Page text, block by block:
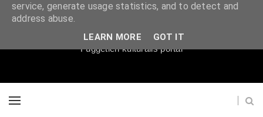
Súgópéldány
Független kulturális portál
service, generate usage statistics, and to detect and
address abuse.
LEARN MORE GOT IT